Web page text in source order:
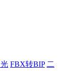
FBX转BIP 二